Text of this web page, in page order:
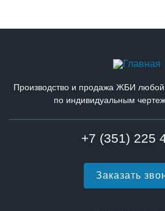
Производство и продажа ЖБИ любой
по индивидуальным
+7 (351) 225
Заказать